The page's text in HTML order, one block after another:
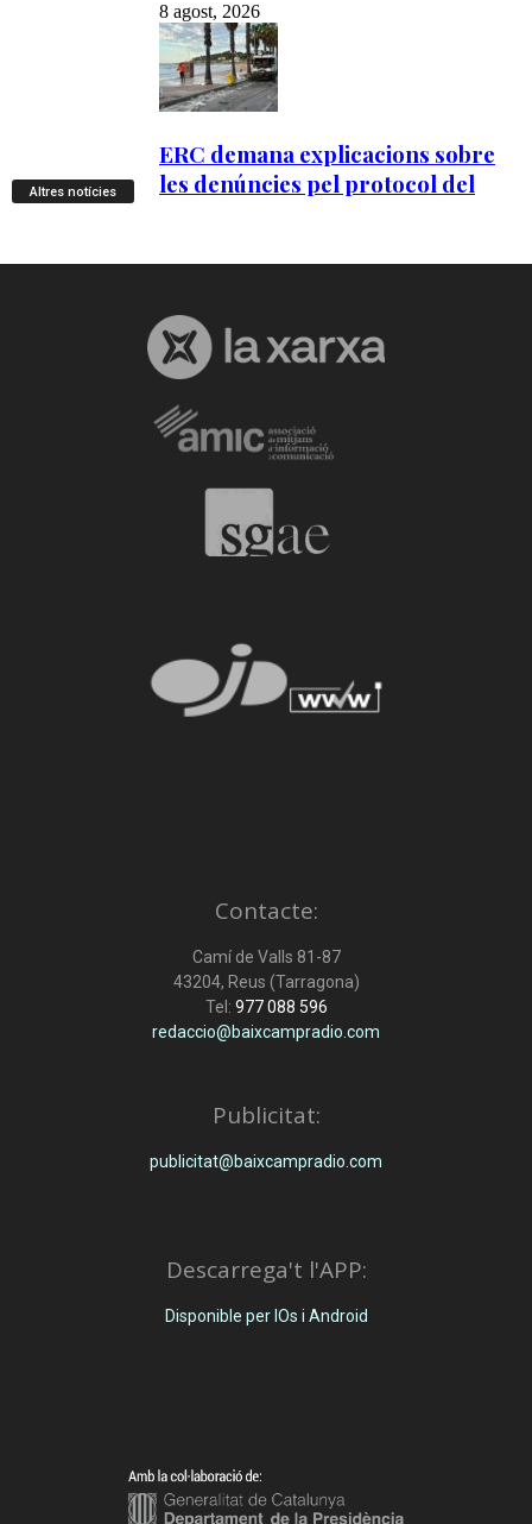
Altres notícies
Contacte:
Camí de Valls 81-87
43204, Reus (Tarragona)
Tel: 977 088 596
redaccio@baixcampradio.com
Publicitat:
publicitat@baixcampradio.com
Descarrega't l'APP:
Disponible per IOs i Android